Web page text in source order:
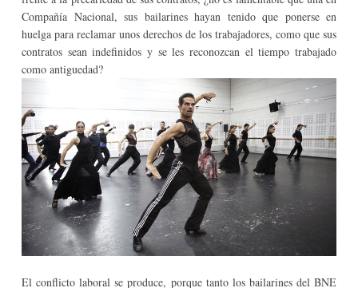
Compañía Nacional, sus bailarines hayan tenido que ponerse en
huelga para reclamar unos derechos de los trabajadores, como que sus
contratos sean indefinidos y se les reconozcan el tiempo trabajado
como antiguedad?
El conflicto laboral se produce, porque tanto los bailarines del BNE